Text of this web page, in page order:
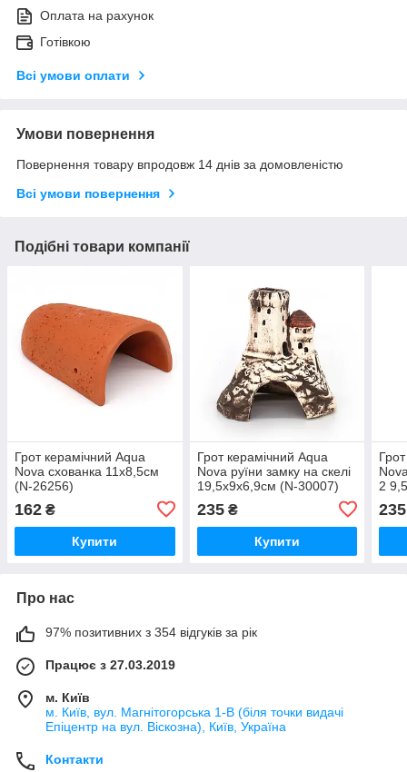
Оплата на рахунок
Готівкою
Всі умови оплати
Умови повернення
Повернення товару впродовж 14 днів за домовленістю
Всі умови повернення
Подібні товари компанії
Грот керамічний Aqua
Nova схованка 11x8,5см
(N-26256)
162 ₴
Купити
Грот керамічний Aqua
Nova руїни замку на скелі
19,5x9x6,9см (N-30007)
235₴
Купити
2
235
Про нас
97% позитивних з 354 відгуків за рік
Працює з 27.03.2019
м. Київ
м. Київ, вул. Магнітогорська 1-В (біля точки видачі
Епіцентр на вул. Віскозна), Київ, Україна
Контакти